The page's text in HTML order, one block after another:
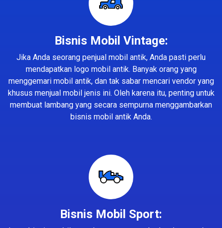
Bisnis Mobil Vintage:
Jika Anda seorang penjual mobil antik, Anda pasti perlu
mendapatkan logo mobil antik. Banyak orang yang
menggemari mobil antik, dan tak sabar mencari vendor yang
khusus menjual mobil jenis ini. Oleh karena itu, penting untuk
membuat lambang yang secara sempurna menggambarkan
bisnis mobil antik Anda.
Bisnis Mobil Sport: